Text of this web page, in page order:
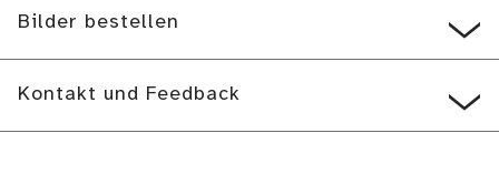
Bilder bestellen
Kontakt und Feedback